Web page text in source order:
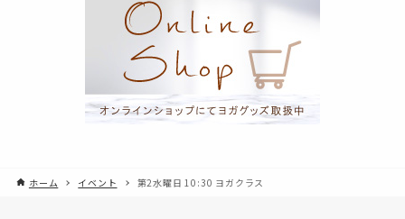
ホーム イベント 第2水曜日 10:30 ヨガクラス